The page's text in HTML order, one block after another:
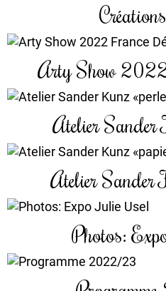
Arty Show
Atelier Sander
Atelier Sander
Photos: